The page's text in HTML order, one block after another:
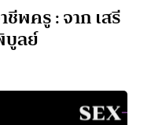
พครู : จาก เสรี
บูลย์